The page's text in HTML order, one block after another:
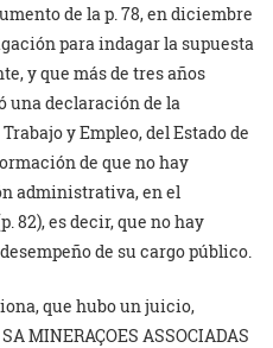
de la p. 78, en diciembre
para indagar la supuesta
y que más de tres años
una declaración de la
y Empleo, del Estado de
de que no hay
administrativa, en el
82), es decir, que no hay
de su cargo público.
que hubo un juicio,
MINERAÇOES ASSOCIADAS